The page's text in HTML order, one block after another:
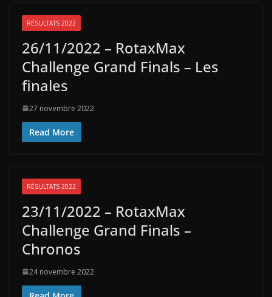
RÉSULTATS 2022
26/11/2022 – RotaxMax
Challenge Grand Finals – Les
finales
27 novembre 2022
Read More
RÉSULTATS 2022
23/11/2022 – RotaxMax
Challenge Grand Finals –
Chronos
24 novembre 2022